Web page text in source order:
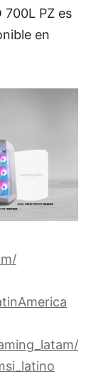
700L PZ es
en